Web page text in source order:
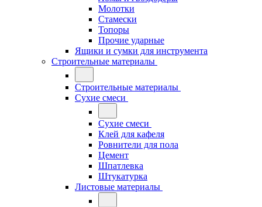
Молотки
Стамески
Топоры
Прочие ударные
Ящики и сумки для инструмента
Строительные материалы
Строительные материалы
Сухие смеси
Сухие смеси
Клей для кафеля
Ровнители для пола
Цемент
Шпатлевка
Штукатурка
Листовые материалы